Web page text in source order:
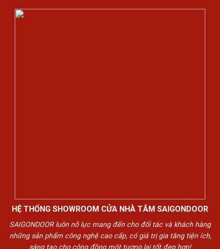
HỆ THỐNG SHOWROOM CỬA NHÀ TẮM SAIGONDOOR
SAIGONDOOR luôn nỗ lực mang đến cho đối tác và khách hàng
những sản phẩm công nghệ cao cấp, có giá trị gia tăng tiện ích,
sáng tạo cho cộng đồng một tương lai tốt đẹp hơn!